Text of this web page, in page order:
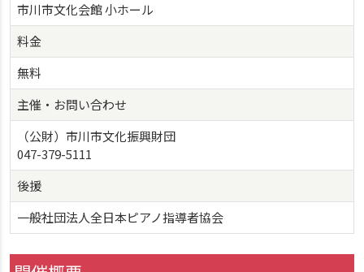
市川市文化会館 小ホール
料金
無料
主催・お問い合わせ
（公財）市川市文化振興財団
047-379-5111
後援
一般社団法人全日本ピアノ指導者協会